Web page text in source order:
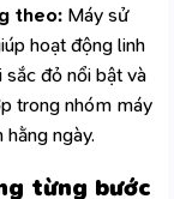
theo:Máy sử
hoạt động linh
sắc đỏ nổi bật và
trong nhóm máy
ngày.
từng bước